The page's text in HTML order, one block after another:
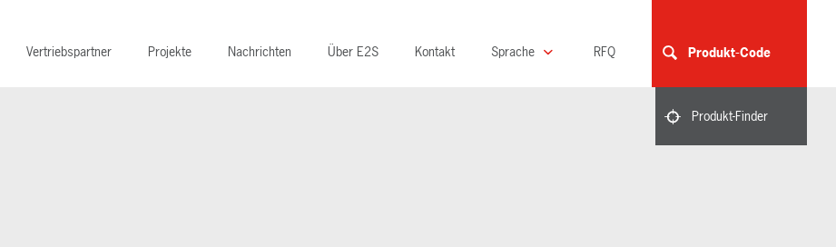
Vertriebspartner Projekte Nachrichten Über E2S Kontakt Sprache RFQ Produkt-Code
Produkt-Finder